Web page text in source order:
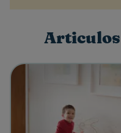
Escribe una reseña
Articulos